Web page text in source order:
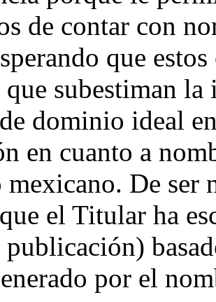
de contar con
que
subestiman
dominio ideal
en cuanto a
mexicano. De ser
el Titular ha
publicación)
por el